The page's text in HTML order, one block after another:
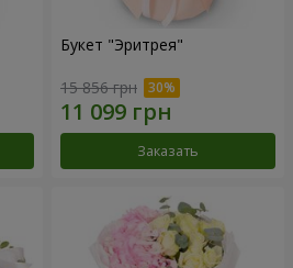
Букет "Эритрея"
15 856 грн
Заказать